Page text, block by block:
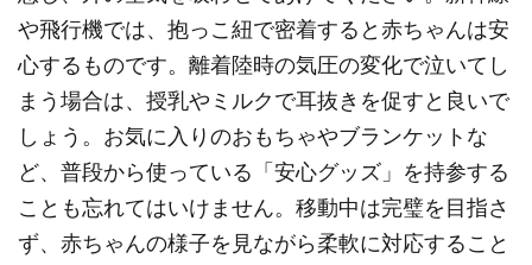
や飛行機では、抱っこ紐で密着すると赤ちゃんは安
心するものです。離着陸時の気圧の変化で泣いてし
まう場合は、授乳やミルクで耳抜きを促すと良いで
しょう。お気に入りのおもちゃやブランケットな
ど、普段から使っている「安心グッズ」を持参する
ことも忘れてはいけません。移動中は完璧を目指さ
ず、赤ちゃんの様子を見ながら柔軟に対応すること